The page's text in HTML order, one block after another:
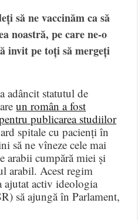
să ne vaccinăm ca să
noastră, pe care ne-o
invit pe toți să mergeți
adâncit statutul de
un român a fost
publicarea studiilor
spitale cu pacienți în
să ne vîneze cele mai
arabii cumpără miei și
arabil. Acest regim
ajutat activ ideologia
să ajungă în Parlament,